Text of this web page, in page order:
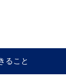
ること